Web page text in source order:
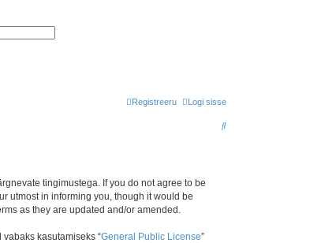
Logi sisse
Registreeru
O
tingimustega. If you do not agree to be
utmost in informing you, though it would be
as they are updated and/or amended.
vabaks kasutamiseks “General Public License”